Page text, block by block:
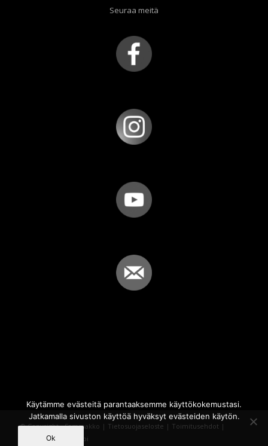
Seuraa meitä
© Copyright - Sammakko | Tietosuojaseloste | Toimitusehdot |
Powered by
iQWebbi
Käytämme evästeitä parantaaksemme käyttökokemustasi.
Jatkamalla sivuston käyttöä hyväksyt evästeiden käytön.
Ok